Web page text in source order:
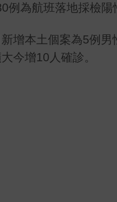
例為航班落地採檢陽
增本土個案為5例
今增10人確診。